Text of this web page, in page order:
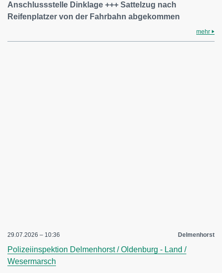
Anschlussstelle Dinklage +++ Sattelzug nach
Reifenplatzer von der Fahrbahn abgekommen
mehr
29.07.2026 – 10:36 Delmenhorst
Polizeiinspektion Delmenhorst / Oldenburg - Land /
Wesermarsch